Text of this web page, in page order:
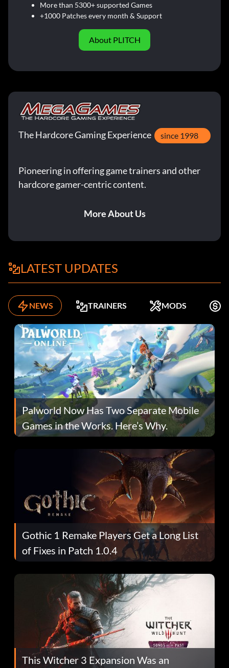
More than 5300+ supported Games
+1000 Patches every month & Support
About PLITCH
The Hardcore Gaming Experience since 1998
Pioneering in offering game trainers and other
hardcore gamer-centric content.
More About Us
LATEST UPDATES
NEWS TRAINERS MODS
Palworld Now Has Two Separate Mobile
Games in the Works. Here’s Why.
Gothic 1 Remake Players Get a Long List
of Fixes in Patch 1.0.4
This Witcher 3 Expansion Was an